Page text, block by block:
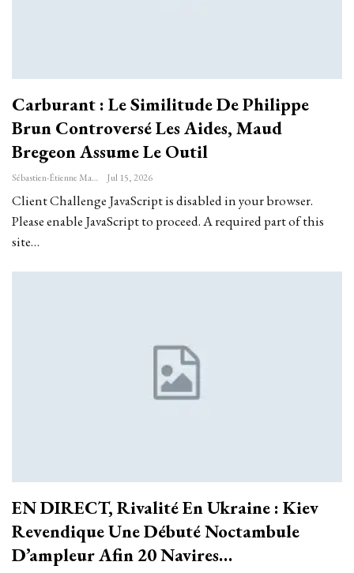
Carburant : Le Similitude De Philippe
Brun Controversé Les Aides, Maud
Bregeon Assume Le Outil
Sébastien-Étienne Marechal Jul 15, 2026
Client Challenge JavaScript is disabled in your browser.
Please enable JavaScript to proceed. A required part of this
site…
EN DIRECT, Rivalité En Ukraine : Kiev
Revendique Une Débuté Noctambule
D’ampleur Afin 20 Navires…